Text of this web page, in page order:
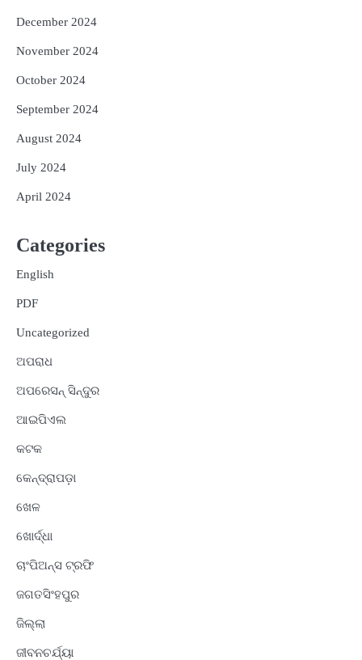
December 2024
November 2024
October 2024
September 2024
August 2024
July 2024
April 2024
Categories
English
PDF
Uncategorized
ଅପରାଧ
ଅପରେସନ୍ ସିନ୍ଦୁର
ଆଇପିଏଲ
କଟକ
କେନ୍ଦ୍ରାପଡ଼ା
ଖେଳ
ଖୋର୍ଦ୍ଧା
ଚାଂପିଅନ୍ସ ଟ୍ରଫି
ଜଗତସିଂହପୁର
ଜିଲ୍ଲା
ଜୀବନଚର୍ଯ୍ୟା